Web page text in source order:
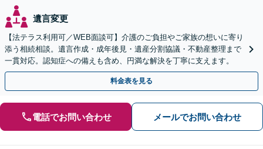
遺言変更
【法テラス利用可／WEB面談可】介護のご負担やご家族の想いに寄り
添う相続相談。遺言作成・成年後見・遺産分割協議・不動産整理まで
一貫対応。認知症への備えも含め、円満な解決を丁寧に支えます。
料金表を見る
電話でお問い合わせ メールでお問い合わせ